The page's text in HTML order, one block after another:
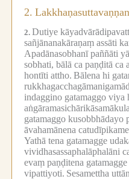
2.
2. Dutiye
sañjānanakāraṇaṃ assāti
Apadānasobhanī paññāti
sobhati, bālā ca paṇḍitā ca
hontīti attho. Bālena hi
indaggino gatamaggo viya
gatamaggo kusobbhādayo
āvahamānena
Yathā tena gatamagge
vividhasassaphalāphalāni
evaṃ paṇḍitena
vipattiyoti. Sesamettha